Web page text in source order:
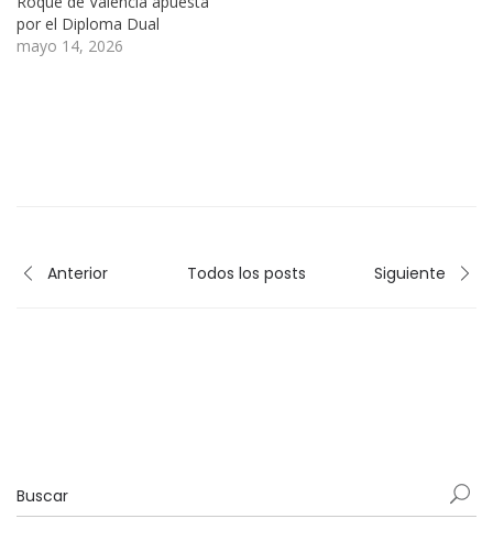
por el Diploma Dual
mayo 14, 2026
Anterior Todos los posts Siguiente